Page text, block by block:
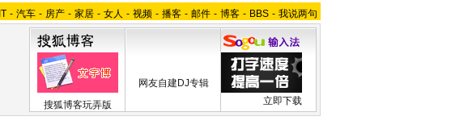
IT - 汽车 - 房产 - 家居 - 女人 - 视频 - 播客 - 邮件 - 博客 - BBS - 我说两句
搜狐博客玩弄版
网友自建DJ专辑
立即下载